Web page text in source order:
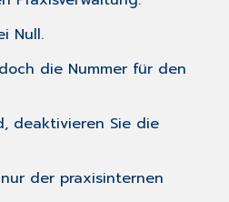
Null.
die Nummer für den
deaktivieren Sie die
der praxisinternen